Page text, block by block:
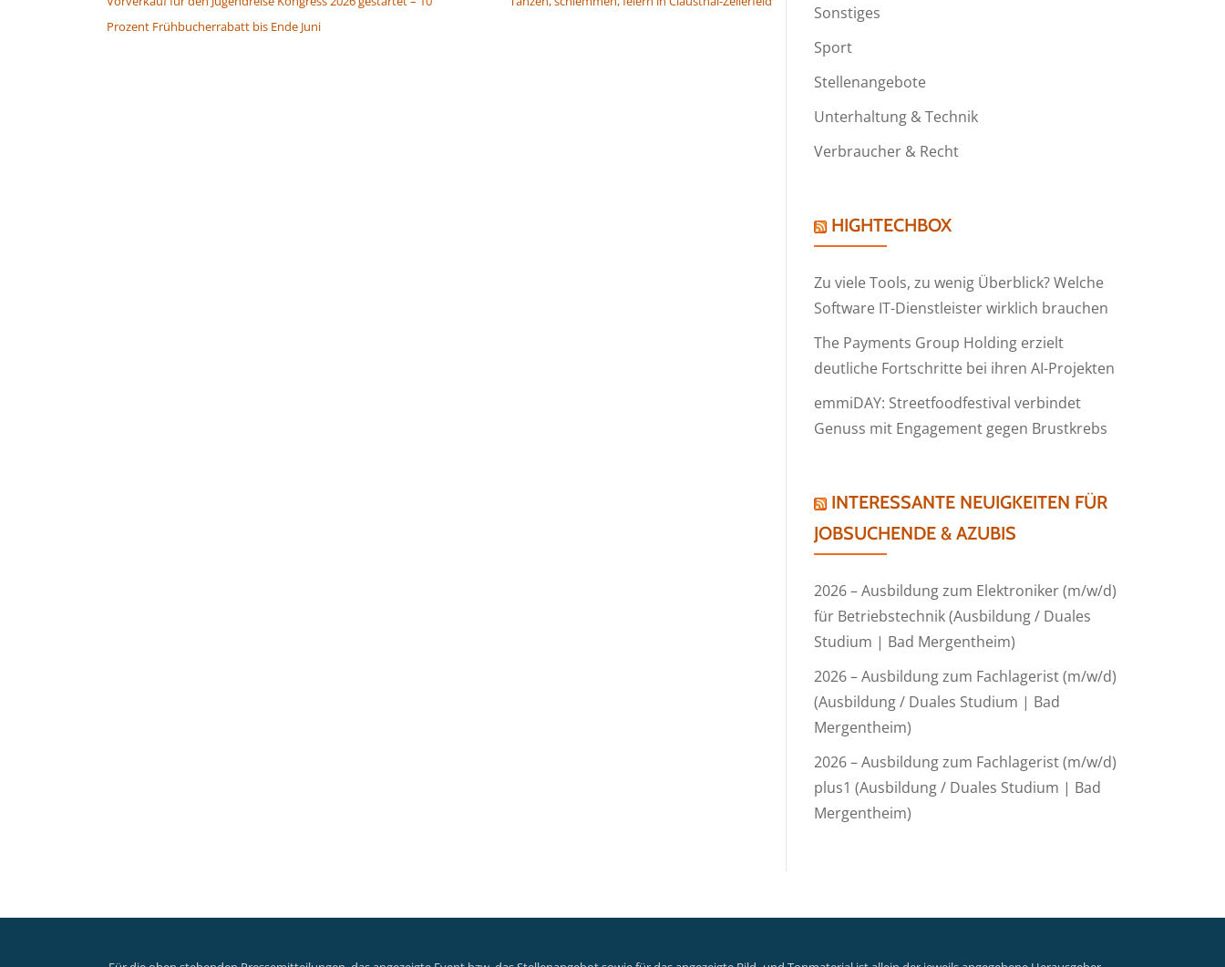
Prozent Frühbucherrabatt bis Ende Juni
Sonstiges
Sport
Stellenangebote
Unterhaltung & Technik
Verbraucher & Recht
HIGHTECHBOX
Zu viele Tools, zu wenig Überblick? Welche
Software IT-Dienstleister wirklich brauchen
The Payments Group Holding erzielt
deutliche Fortschritte bei ihren AI-Projekten
emmiDAY: Streetfoodfestival verbindet
Genuss mit Engagement gegen Brustkrebs
INTERESSANTE NEUIGKEITEN FÜR
JOBSUCHENDE & AZUBIS
2026 – Ausbildung zum Elektroniker (m/w/d)
für Betriebstechnik (Ausbildung / Duales
Studium | Bad Mergentheim)
2026 – Ausbildung zum Fachlagerist (m/w/d)
(Ausbildung / Duales Studium | Bad
Mergentheim)
2026 – Ausbildung zum Fachlagerist (m/w/d)
plus1 (Ausbildung / Duales Studium | Bad
Mergentheim)